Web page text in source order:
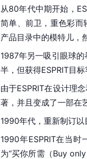
从80年代中期开始，
简单、前卫，重色彩而
产品目录中的模特儿，
1987年另一吸引眼球
半，但获得ESPRIT目
由于ESPRIT在设计理
著，并且变成了一部在
1990年代，重新制订
1990年ESPRIT在当时
为“买你所需（Buy